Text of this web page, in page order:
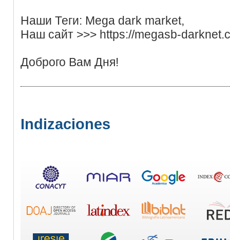
Наши Теги: Mega dark market,
Наш сайт >>> https://megasb-
Доброго Вам Дня!
Indizaciones